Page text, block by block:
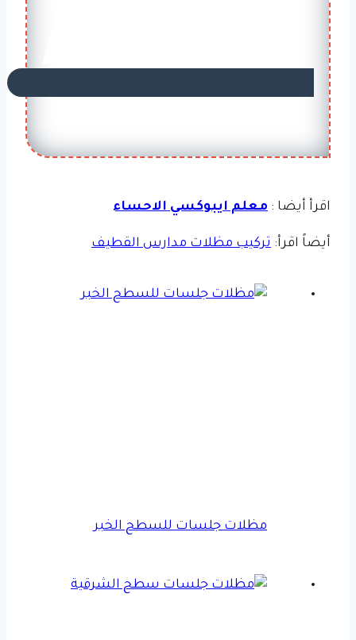
اقرأ أيضا : معلم ايبوكسي الاحساء
أيضاً اقرأ: تركيب مظلات مدارس القطيف
مظلات جلسات للسطح الخبر